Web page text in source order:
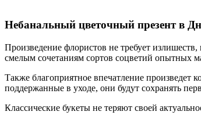
Небанальный цветочный презент в
Произведение флористов не требует
смелым сочетаниям сортов соцветий опытных
Также благоприятное впечатление произведет
поддержанные в уходе, они будут сохранять
Классические букеты не теряют своей